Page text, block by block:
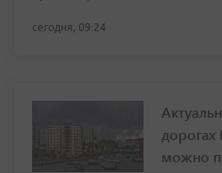
сегодня, 09:24
дорогах
можно